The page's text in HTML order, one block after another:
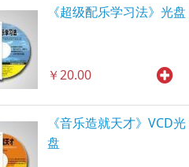
《超级配乐学习法》光盘
￥20.00
《音乐造就天才》VCD光
盘